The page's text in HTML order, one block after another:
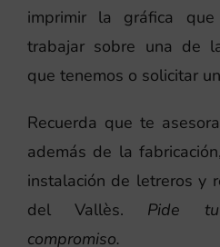
imprimir la gráfica que
trabajar sobre una de
que tenemos o solicitar
Recuerda que te
además de la
instalación de letreros y
del Vallès. Pide
compromiso.